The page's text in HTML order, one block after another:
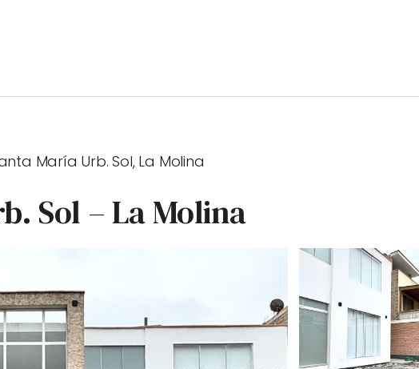
María Urb. Sol, La Molina
Sol – La Molina